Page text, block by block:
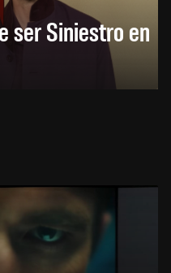
ser Siniestro en